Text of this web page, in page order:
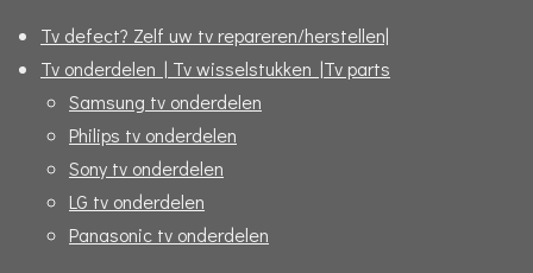
Tv defect? Zelf uw tv repareren/herstellen|
Tv onderdelen | Tv wisselstukken |Tv parts
Samsung tv onderdelen
Philips tv onderdelen
Sony tv onderdelen
LG tv onderdelen
Panasonic tv onderdelen